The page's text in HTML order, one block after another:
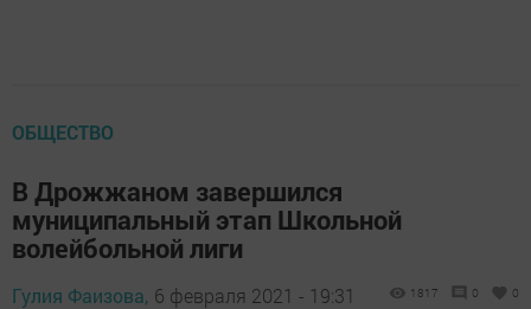
ОБЩЕСТВО
В Дрожжаном завершился
муниципальный этап Школьной
волейбольной лиги
Гулия Фаизова, 6 февраля 2021 - 19:31 1817 0 0